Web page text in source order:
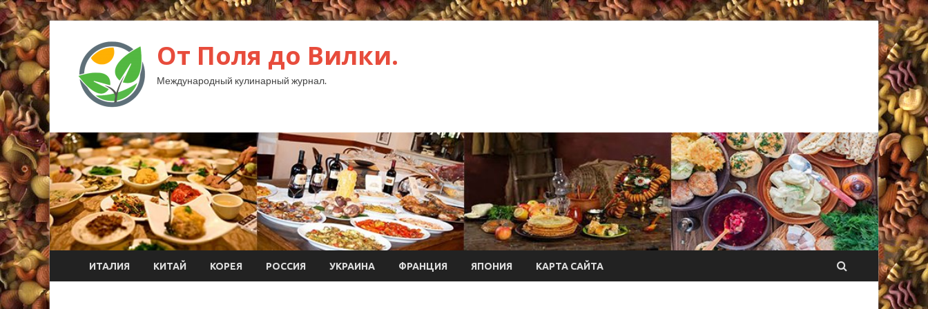
От Поля до Вилки.
Международный кулинарный журнал.
ИТАЛИЯ КИТАЙ КОРЕЯ РОССИЯ УКРАИНА ФРАНЦИЯ ЯПОНИЯ КАРТА САЙТА